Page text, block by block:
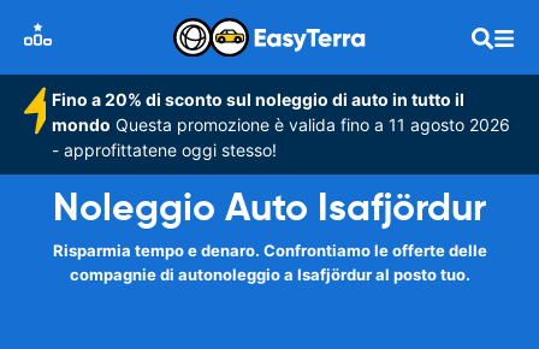
Fino a 20% di sconto sul noleggio di auto in tutto il
mondo Questa promozione è valida fino a 11 agosto 2026
- approfittatene oggi stesso!
Noleggio Auto Isafjördur
Risparmia tempo e denaro. Confrontiamo le offerte delle
compagnie di autonoleggio a Isafjördur al posto tuo.